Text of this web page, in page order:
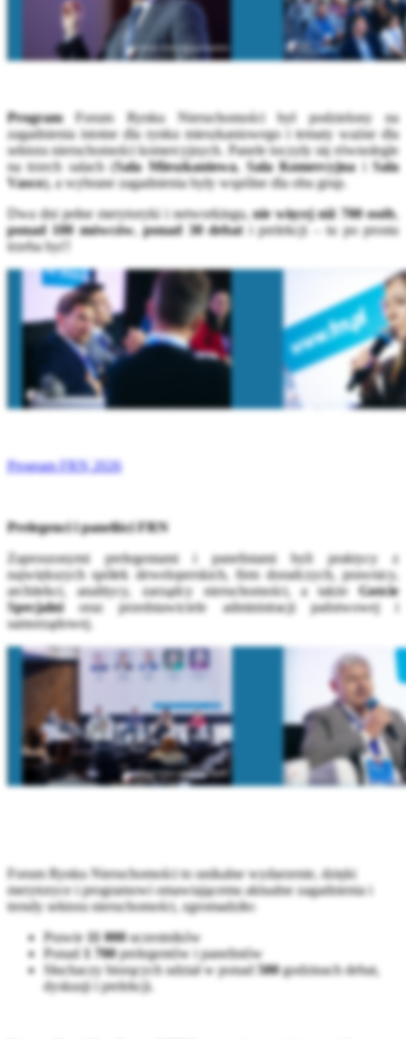
ProgramForum Rynku Nieruchomości był podzielony na
zagadnienia istotne dla rynku mieszkaniowego i tematy ważne dla
sektora nieruchomości komercyjnych. Panele toczyły się równolegle
na trzech salach (Sala Mieszkaniowa, Sala Komercyjna
Sala
Vasco), a wybrane zagadnienia były wspólne dla obu grup.
Dwa dni pełne merytoryki i networkingu,nie więcej niż 700 osób,
ponad 100 mówców,ponad 30 debat
i prelekcji – tu po prostu
trzeba być!
Program FRN 2026
Prelegenci i paneliści FRN
Zaproszonymi prelegentami i panelistami byli praktycy z
największych spółek deweloperskich, firm doradczych, prawnicy,
architekci, analitycy, zarządcy nieruchomości, a takżeGoście
Specjalnioraz przedstawiciele administracji państwowej i
samorządowej.
Forum Rynku Nieruchomości to unikalne wydarzenie, dzięki
merytoryce i programowi omawiającemu aktualne zagadnienia i
trendy sektora nieruchomości, zgromadziło:
Prawie 11 000uczestników
Ponad 1 700prelegentów i panelistów
Słuchaczy biorących udział w ponad 500godzinach debat,
dyskusji i prelekcji.